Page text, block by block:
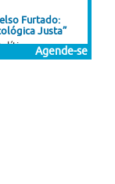
Furtado:
Justa”
para o
para...
Agende-se